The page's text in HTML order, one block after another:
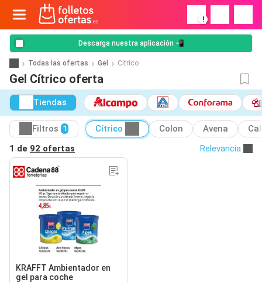
!
Descarga nuestra aplicación 📲
Todas las ofertas Gel Cítrico
Gel Cítrico oferta
Tiendas
Filtros 1 Cítrico Colon Avena
1 de 92 ofertas Relevancia
KRAFFT Ambientador en
gel para coche